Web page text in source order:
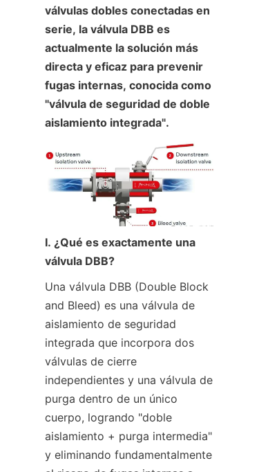
válvulas dobles conectadas en
serie, la válvula DBB es
actualmente la solución más
directa y eficaz para prevenir
fugas internas, conocida como
"válvula de seguridad de doble
aislamiento integrada".
I. ¿Qué es exactamente una
válvula DBB?
Una válvula DBB (Double Block
and Bleed) es una válvula de
aislamiento de seguridad
integrada que incorpora dos
válvulas de cierre
independientes y una válvula de
purga dentro de un único
cuerpo, logrando "doble
aislamiento + purga intermedia"
y eliminando fundamentalmente